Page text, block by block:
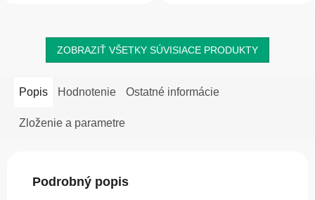
ZOBRAZIŤ VŠETKY SÚVISIACE PRODUKTY
Popis Hodnotenie Ostatné informácie
Zloženie a parametre
Podrobný popis